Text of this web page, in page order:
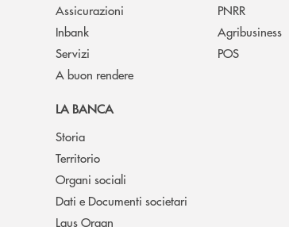
Assicurazioni
Inbank
Servizi
A buon rendere
PNRR
Agribusiness
POS
LA BANCA
Storia
Territorio
Organi sociali
Dati e Documenti societari
Laus Organ